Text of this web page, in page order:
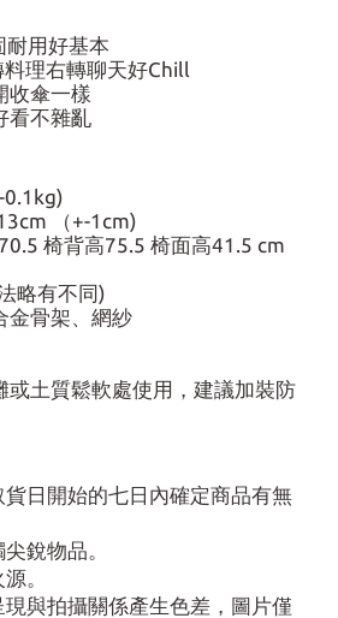
用好基本
理右轉聊天好Chill
收傘一樣
看不雜亂
0.1kg)
（+-1cm)
椅背高75.5 椅面高41.5 cm
略有不同)
金骨架、網紗
或土質鬆軟處使用，建議加裝防
日開始的七日內確定商品有無
尖銳物品。
源。
與拍攝關係產生色差，圖片僅